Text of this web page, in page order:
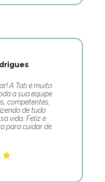
A Tati é muito
a sua equipe
competentes,
de tudo
vida. Feliz e
para cuidar de